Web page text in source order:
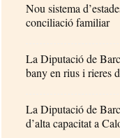
Nou sistema
conciliació familiar
La Diputació de
bany en rius i rieres
La Diputació de
d’alta capacitat a